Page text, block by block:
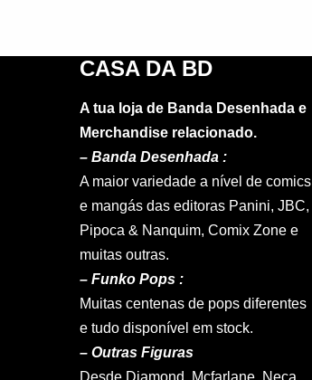
CASA DA BD
A tua loja de Banda Desenhada e
Merchandise relacionado.
– Banda Desenhada :
A maior variedade a nível de comics
e mangás das editoras Panini, JBC,
Pipoca & Nanquim, Comix Zone e
muitas outras.
– Funko Pops :
Muitas centenas de pops diferentes
e tudo disponível em stock.
– Outras Figuras
Desde Diamond, Mcfarlane, Neca,